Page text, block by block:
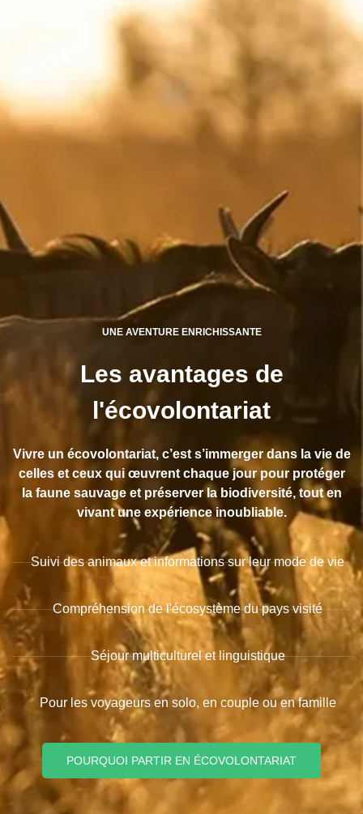
UNE AVENTURE ENRICHISSANTE
Les avantages de
l'écovolontariat
Vivre un écovolontariat, c’est s’immerger dans la vie de
celles et ceux qui œuvrent chaque jour pour protéger
la faune sauvage et préserver la biodiversité, tout en
vivant une expérience inoubliable.
Suivi des animaux et informations sur leur mode de vie
Compréhension de l'écosystème du pays visité
Séjour multiculturel et linguistique
Pour les voyageurs en solo, en couple ou en famille
POURQUOI PARTIR EN ÉCOVOLONTARIAT